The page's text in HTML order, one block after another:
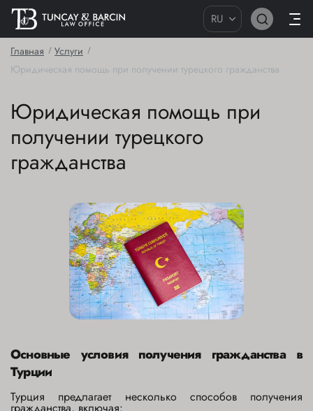
RU
Главная
Услуги
Юридическая помощь при получении турецкого гражданства
Юридическая помощь при
получении турецкого
гражданства
Основные условия получения гражданства в
Турции
Турция предлагает несколько способов получения
гражданства, включая: